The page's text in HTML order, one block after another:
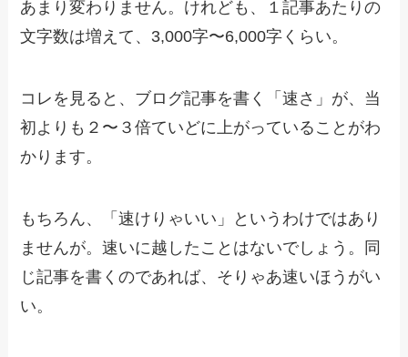
あまり変わりません。けれども、１記事あたりの
文字数は増えて、3,000字〜6,000字くらい。
コレを見ると、ブログ記事を書く「速さ」が、当
初よりも２〜３倍ていどに上がっていることがわ
かります。
もちろん、「速けりゃいい」というわけではあり
ませんが。速いに越したことはないでしょう。同
じ記事を書くのであれば、そりゃあ速いほうがい
い。